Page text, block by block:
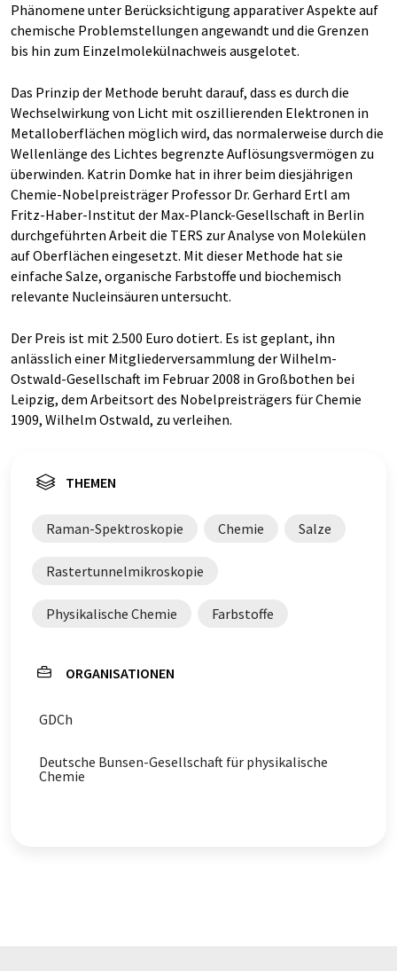
Phänomene unter Berücksichtigung apparativer Aspekte auf
chemische Problemstellungen angewandt und die Grenzen
bis hin zum Einzelmolekülnachweis ausgelotet.
Das Prinzip der Methode beruht darauf, dass es durch die
Wechselwirkung von Licht mit oszillierenden Elektronen in
Metalloberflächen möglich wird, das normalerweise durch die
Wellenlänge des Lichtes begrenzte Auflösungsvermögen zu
überwinden. Katrin Domke hat in ihrer beim diesjährigen
Chemie-Nobelpreisträger Professor Dr. Gerhard Ertl am
Fritz-Haber-Institut der Max-Planck-Gesellschaft in Berlin
durchgeführten Arbeit die TERS zur Analyse von Molekülen
auf Oberflächen eingesetzt. Mit dieser Methode hat sie
einfache Salze, organische Farbstoffe und biochemisch
relevante Nucleinsäuren untersucht.
Der Preis ist mit 2.500 Euro dotiert. Es ist geplant, ihn
anlässlich einer Mitgliederversammlung der Wilhelm-
Ostwald-Gesellschaft im Februar 2008 in Großbothen bei
Leipzig, dem Arbeitsort des Nobelpreisträgers für Chemie
1909, Wilhelm Ostwald, zu verleihen.
THEMEN
Raman-Spektroskopie Chemie Salze
Rastertunnelmikroskopie
Physikalische Chemie Farbstoffe
ORGANISATIONEN
GDCh
Deutsche Bunsen-Gesellschaft für physikalische
Chemie